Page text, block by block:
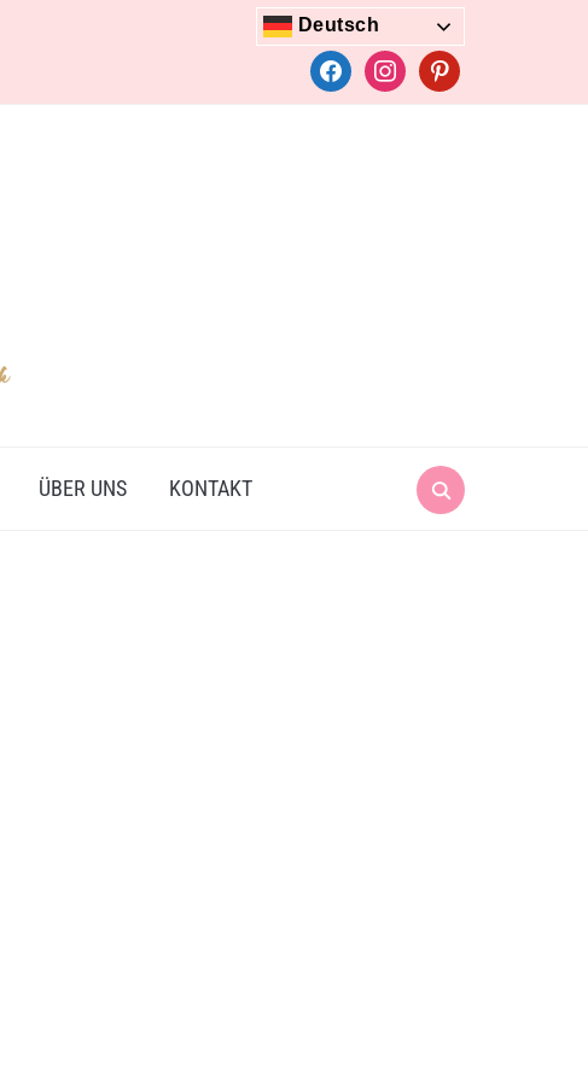
Deutsch
facebookinstagrampinterest
Search
for:
ÜBER UNS KONTAKT